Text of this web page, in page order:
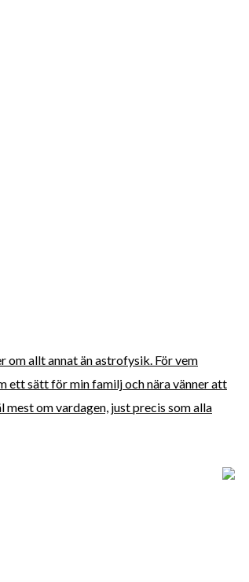
om allt annat än astrofysik. För vem
ett sätt för min familj och nära vänner att
om vardagen, just precis som alla